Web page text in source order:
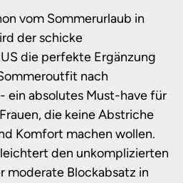
vom Sommerurlaub in
der schicke
die perfekte Ergänzung
nach
ein absolutes Must-have für
die keine Abstriche
Komfort machen wollen.
den unkomplizierten
moderate Blockabsatz in